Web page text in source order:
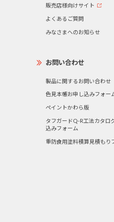
販売店様向けサイト
よくあるご質問
みなさまへのお知らせ
お問い合わせ
製品に関するお問い合わせ
色見本帳お申し込みフォー
ペイントかわら版
タフガードQ-R工法カタロ
込みフォーム
重防食用塗料積算見積もり